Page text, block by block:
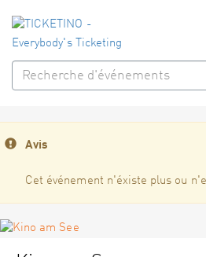
Avis
Cet événement n'éxiste plus ou